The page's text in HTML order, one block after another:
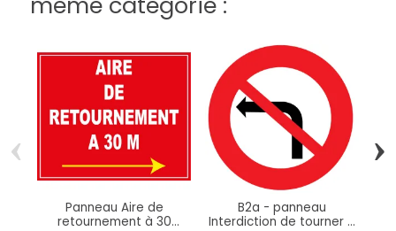
Panneau Aire de
retournement à 30
B2a - panneau
Interdiction de tourner à
‹ ›